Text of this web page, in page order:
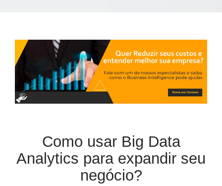
Como usar Big Data
Analytics para expandir seu
negócio?